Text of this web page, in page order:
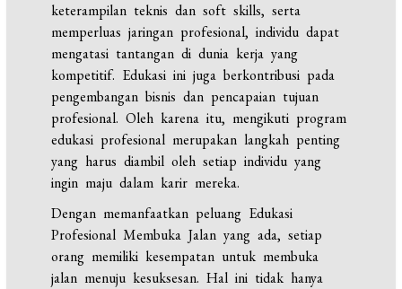
keterampilan teknis dan soft skills, serta
memperluas jaringan profesional, individu dapat
mengatasi tantangan di dunia kerja yang
kompetitif. Edukasi ini juga berkontribusi pada
pengembangan bisnis dan pencapaian tujuan
profesional. Oleh karena itu, mengikuti program
edukasi profesional merupakan langkah penting
yang harus diambil oleh setiap individu yang
ingin maju dalam karir mereka.
Dengan memanfaatkan peluang Edukasi
Profesional Membuka Jalan yang ada, setiap
orang memiliki kesempatan untuk membuka
jalan menuju kesuksesan. Hal ini tidak hanya